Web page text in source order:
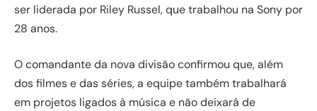
ser liderada por Riley Russel, que trabalhou na Sony por
28 anos.
O comandante da nova divisão confirmou que, além
dos filmes e das séries, a equipe também trabalhará
em projetos ligados à música e não deixará de